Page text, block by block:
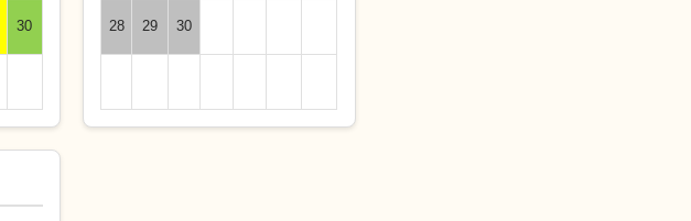
30 28 29 30